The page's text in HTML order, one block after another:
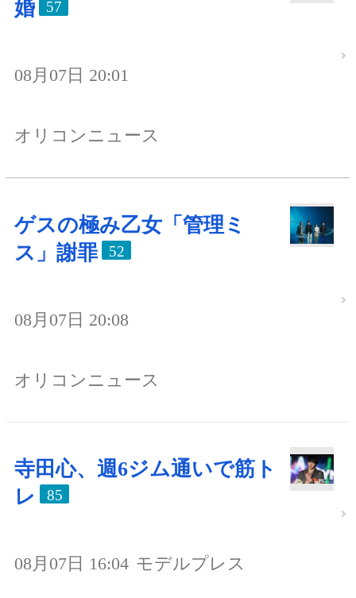
婚 57
08月07日 20:01
オリコンニュース
ゲスの極み乙女「管理ミ
ス」謝罪
52
08月07日 20:08
オリコンニュース
寺田心、週6ジム通いで筋ト
レ
85
08月07日 16:04 モデルプレス